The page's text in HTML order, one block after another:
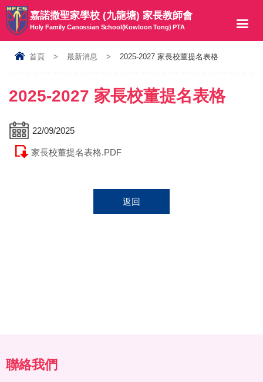
嘉諾撒聖家學校 (九龍塘) 家長教師會
Holy Family Canossian School(Kowloon Tong) PTA
首頁 > 最新消息 > 2025-2027 家長校董提名表格
2025-2027 家長校董提名表格
22/09/2025
家長校董提名表格.PDF
返回
聯絡我們